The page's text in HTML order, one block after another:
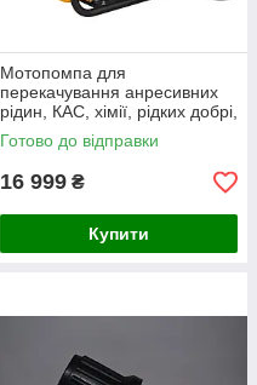
Мотопомпа для
перекачування анресивних
рідин, КАС, хімії, рідких добрі,
рідких добрив(533 л/хв 32
куб./рік)
Готово до відправки
16 999 ₴
Купити